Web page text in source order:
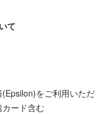
て
をご利用いただ
ード含む